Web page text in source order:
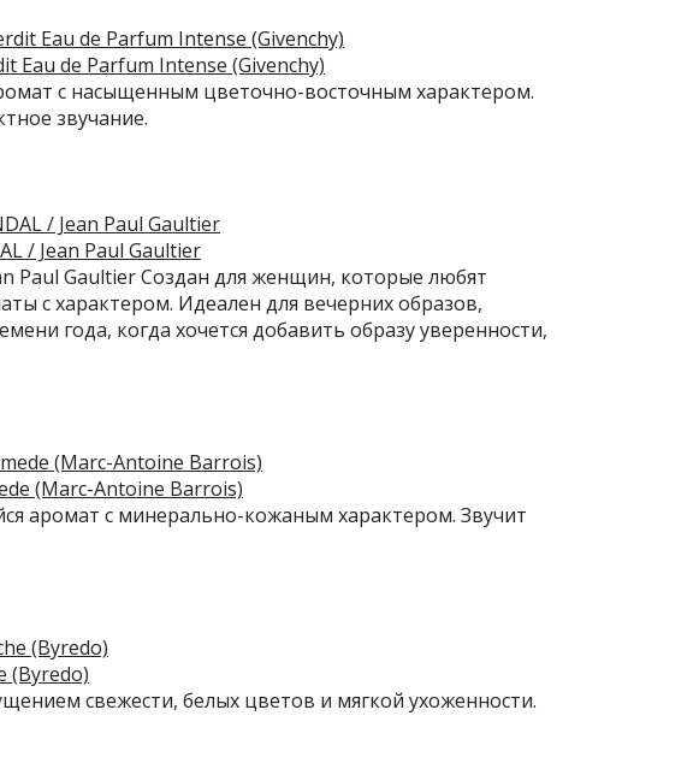
Eau de Parfum Intense (Givenchy)
с насыщенным цветочно-восточным характером.
звучание.
/ Jean Paul Gaultier
Paul Gaultier Создан для женщин, которые любят
с характером. Идеален для вечерних образов,
года, когда хочется добавить образу уверенности,
(Marc-Antoine Barrois)
аромат с минерально-кожаным характером. Звучит
(Byredo)
свежести, белых цветов и мягкой ухоженности.